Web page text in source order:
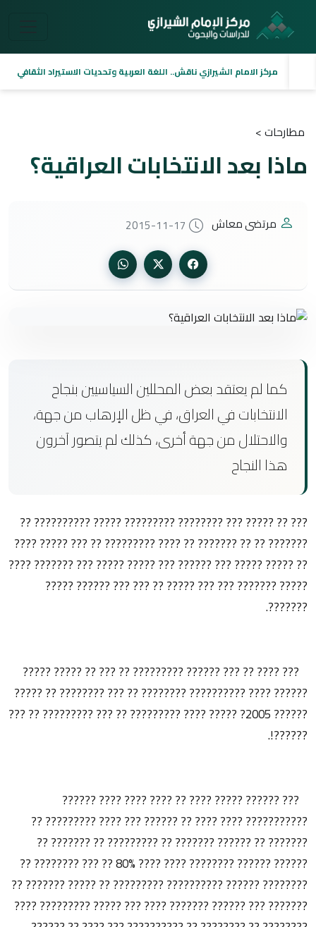
مركز الامام الشيرازي ناقش.. اللغة العربية وتحديات الاستيراد الثقافي
مطارحات >
ماذا بعد الانتخابات العراقية؟
مرتضى معاش 2015-11-17
كما لم يعتقد بعض المحللين السياسيين بنجاح
الانتخابات في العراق، في ظل الإرهاب من جهة،
والاحتلال من جهة أخرى، كذلك لم يتصور آخرون
هذا النجاح
??? ?? ????? ??? ???????? ????????? ????? ?????????? ??
??????? ?? ?? ??????? ?? ???? ????????? ?? ??? ????? ????
?? ????? ????? ??? ?????? ??? ????? ????? ??? ??????? ????
????? ??????? ??? ??? ????? ?? ??? ??? ?????? ?????
???????.
??? ???? ?? ??? ?????? ????????? ?? ??? ?? ????? ?????
?????? ???? ?????????? ???????? ?? ??? ???????? ?? ?????
?????? 2005? ????? ???? ????????? ?? ??? ????????? ?? ???
??????!.
??? ?????? ????? ???? ?? ???? ???? ???? ??????
??????????? ???? ???? ?? ?????? ??? ???? ????????? ??
??????? ?? ?????? ??????? ?? ????????? ?? ??????? ??
?????? ?????? ???????? ???? ???? 80% ?? ??? ???????? ??
???????? ?????? ?????????? ????????? ?? ????? ??????? ??
??????? ??? ?????? ??????? ???? ??? ????? ????????? ????